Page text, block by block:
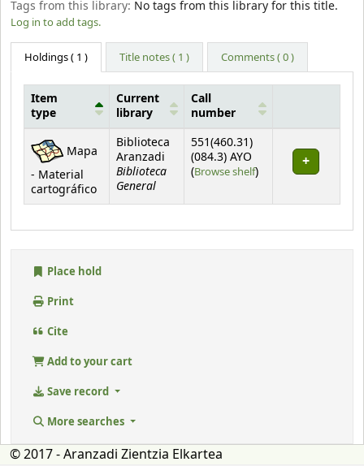
Tags from this library: No tags from this library for this title.
Log in to add tags.
Holdings( 1 ) Title notes ( 1 ) Comments ( 0 )
Holdings
Item
type
Current
library
Call
number
Mapa
- Material
cartográfico
Biblioteca
Aranzadi
Biblioteca
General
551(460.31)
(084.3) AYO
(Browse shelf(Opens below)
)
Place hold
Print
Cite
Add to your cart
Save record
More searches
© 2017 - Aranzadi Zientzia Elkartea